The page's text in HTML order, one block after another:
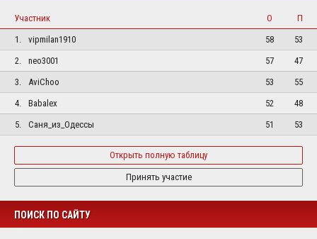
Участник О
П
1.
vipmilan1910 58
53
2.
neo3001 57
47
3.
AviChoo 53
55
4.
Babalex 52
48
5.
Саня_из_Одессы 51 53
Открыть полную таблицу
Принять участие
ПОИСК ПО САЙТУ